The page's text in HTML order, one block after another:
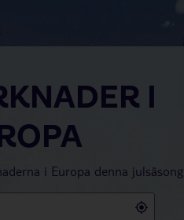
I
i Europa denna julsäsong